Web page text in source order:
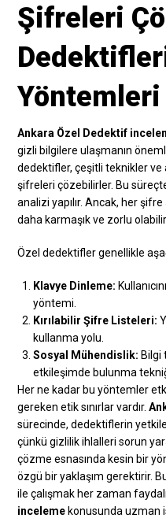
Şifreleri
Yöntemleri
Ankara Özel Dedektif
gizli bilgilere ulaşmanın
dedektifler, çeşitli teknikler ve
şifreleri çözebilirler. Bu
analizi yapılır. Ancak, her şifre
daha karmaşık ve zorlu olabilir.
Özel dedektifler genellikle
Klavye Dinleme:
yöntemi.
Kırılabilir Şifre Listeleri:
kullanma yolu.
Sosyal Mühendislik: Bilgi
etkileşimde bulunma
Her ne kadar bu yöntemler
gereken etik sınırlar vardır.
sürecinde, dedektiflerin
çünkü gizlilik ihlalleri sorun
çözme esnasında kesin bir
özgü bir yaklaşım gerektirir.
ile çalışmak her zaman
inceleme konusunda uzman